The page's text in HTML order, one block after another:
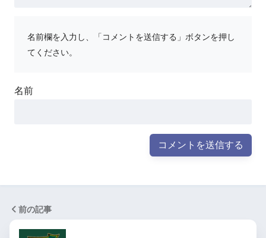
名前欄を入力し、「コメントを送信する」ボタンを押し
てください。
名前
前の記事